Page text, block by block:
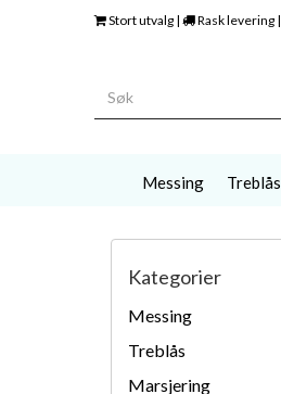
Stort utvalg | Rask levering |
Messing Treblås
Kategorier
Messing
Treblås
Marsjering